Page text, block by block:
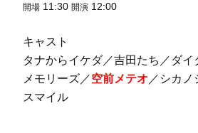
開場 11:30 開演 12:00
キャスト
タナからイケダ／吉田たち／ダイ
メモリーズ／空前メテオ ／シカノ
スマイル